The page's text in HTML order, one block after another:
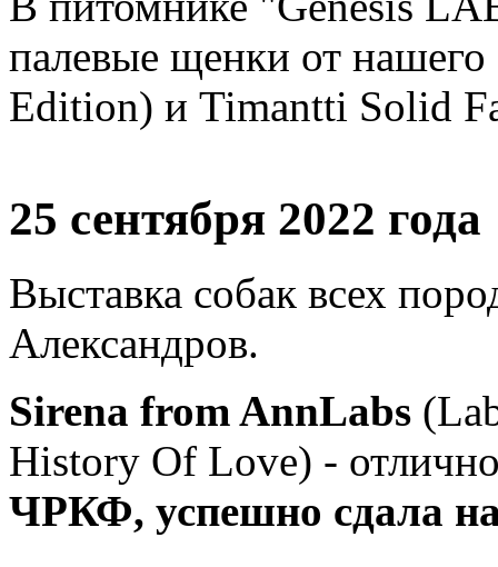
палевые щенки от
Edition) и Timantti Solid
25 сентября 2022 года
Выставка собак всех
Александров.
Sirena from AnnLabs
History Of Love) -
ЧРКФ, успешно сдала